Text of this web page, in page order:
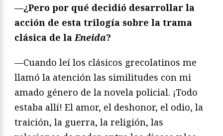
—¿Pero por qué decidió desarrollar la
acción de esta trilogía sobre la trama
clásica de laEneida?
—Cuando leí los clásicos grecolatinos me
llamó la atención las similitudes con mi
amado género de la novela policial. ¡Todo
estaba allí! El amor, el deshonor, el odio, la
traición, la guerra, la religión, las